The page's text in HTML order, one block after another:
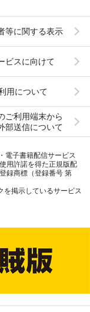
等に関する表示
ビスに向けて
用について
ご利用端末から
部送信について
電子書籍配信サービス
用許諾を得た正規版配
録商標（登録番号 第
を掲示しているサービス